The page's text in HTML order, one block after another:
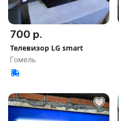
700 р.
Телевизор LG smart
Гомель